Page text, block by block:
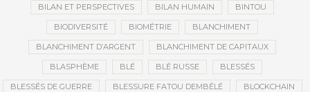
BILAN ET PERSPECTIVES BILAN HUMAIN BINTOU
BIODIVERSITÉ BIOMÉTRIE BLANCHIMENT
BLANCHIMENT D’ARGENT BLANCHIMENT DE CAPITAUX
BLASPHÈME BLÉ BLÉ RUSSE BLESSÉS
BLESSÉS DE GUERRE BLESSURE FATOU DEMBÉLÉ BLOCKCHAIN